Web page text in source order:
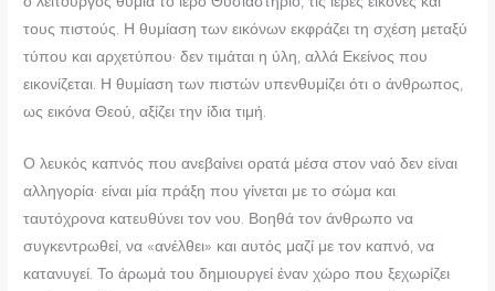
τους πιστούς. Η θυμίαση των εικόνων εκφράζει τη σχέση μεταξύ
τύπου και αρχετύπου· δεν τιμάται η ύλη, αλλά Εκείνος που
εικονίζεται. Η θυμίαση των πιστών υπενθυμίζει ότι ο άνθρωπος,
ως εικόνα Θεού, αξίζει την ίδια τιμή.
Ο λευκός καπνός που ανεβαίνει ορατά μέσα στον ναό δεν είναι
αλληγορία· είναι μία πράξη που γίνεται με το σώμα και
ταυτόχρονα κατευθύνει τον νου. Βοηθά τον άνθρωπο να
συγκεντρωθεί, να «ανέλθει» και αυτός μαζί με τον καπνό, να
κατανυγεί. Το άρωμά του δημιουργεί έναν χώρο που ξεχωρίζει